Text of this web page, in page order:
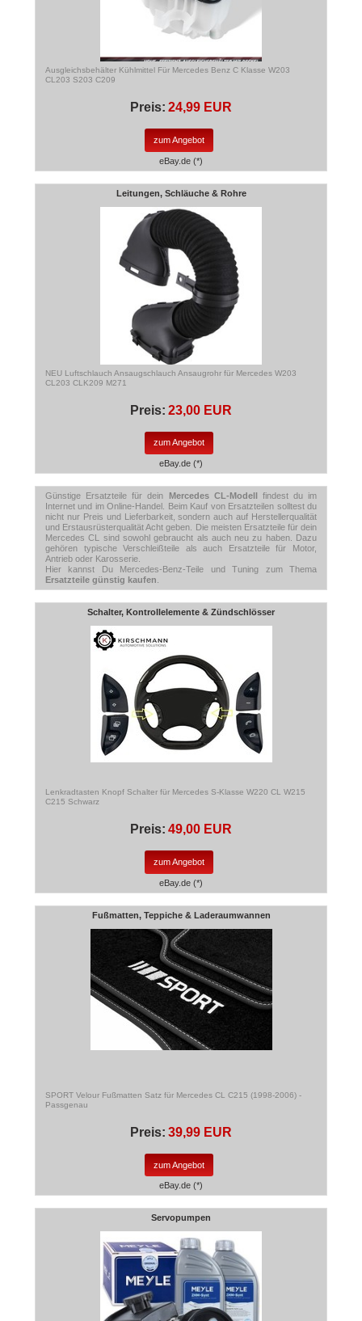
Ausgleichsbehälter Kühlmittel Für Mercedes Benz C Klasse W203
CL203 S203 C209
Preis: 24,99 EUR
zum Angebot
eBay.de (*)
Leitungen, Schläuche & Rohre
NEU Luftschlauch Ansaugschlauch Ansaugrohr für Mercedes W203
CL203 CLK209 M271
Preis: 23,00 EUR
zum Angebot
eBay.de (*)
Günstige Ersatzteile für dein Mercedes CL-Modell
findest du im
Internet und im Online-Handel. Beim Kauf von Ersatzteilen solltest du
nicht nur Preis und Lieferbarkeit, sondern auch auf Herstellerqualität
und Erstausrüsterqualität Acht geben. Die meisten Ersatzteile für dein
Mercedes CL sind sowohl gebraucht als auch neu zu haben. Dazu
gehören typische Verschleißteile als auch Ersatzteile für Motor,
Antrieb oder Karosserie.
Hier kannst Du Mercedes-Benz-Teile und Tuning zum Thema
Ersatzteile günstig kaufen
Schalter, Kontrollelemente & Zündschlösser
Lenkradtasten Knopf Schalter für Mercedes S-Klasse W220 CL W215
C215 Schwarz
Preis: 49,00 EUR
zum Angebot
eBay.de (*)
Fußmatten, Teppiche & Laderaumwannen
SPORT Velour Fußmatten Satz für Mercedes CL C215 (1998-2006) -
Passgenau
Preis: 39,99 EUR
zum Angebot
eBay.de (*)
Servopumpen